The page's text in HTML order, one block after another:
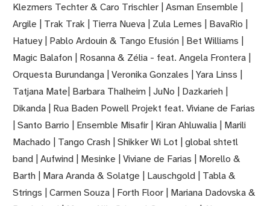
Klezmers Techter & Caro Trischler | Asman Ensemble |
Argile | Trak Trak | Tierra Nueva | Zula Lemes | BavaRio |
Hatuey | Pablo Ardouin & Tango Efusión | Bet Williams |
Magic Balafon | Rosanna & Zélia - feat. Angela Frontera |
Orquesta Burundanga | Veronika Gonzales | Yara Linss |
Tatjana Mate| Barbara Thalheim | JuNo | Dazkarieh |
Dikanda | Rua Baden Powell Projekt feat. Viviane de Farias
| Santo Barrio | Ensemble Misafir | Kiran Ahluwalia | Marili
Machado | Tango Crash | Shikker Wi Lot | global shtetl
band | Aufwind | Mesinke | Viviane de Farias | Morello &
Barth | Mara Aranda & Solatge | Lauschgold | Tabla &
Strings | Carmen Souza | Forth Floor | Mariana Dadovska &